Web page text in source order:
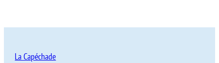
La Capéchade